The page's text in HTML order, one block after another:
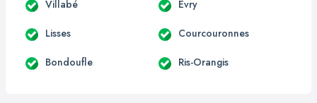
Villabé Évry
Lisses Courcouronnes
Bondoufle Ris-Orangis